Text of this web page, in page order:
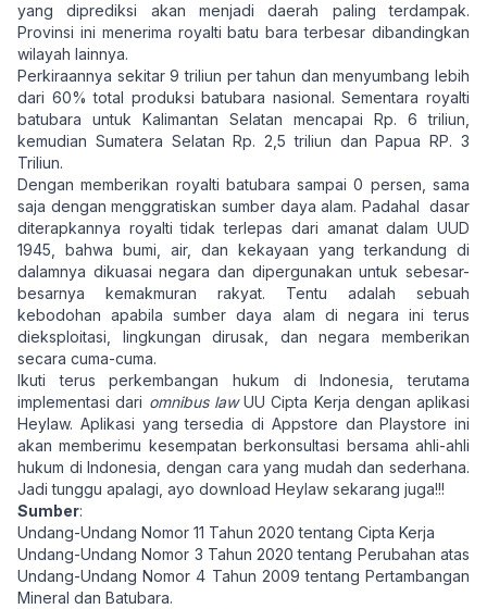
yang diprediksi akan menjadi daerah paling terdampak.
Provinsi ini menerima royalti batu bara terbesar dibandingkan
wilayah lainnya.
Perkiraannya sekitar 9 triliun per tahun dan menyumbang lebih
dari 60% total produksi batubara nasional. Sementara royalti
batubara untuk Kalimantan Selatan mencapai Rp. 6 triliun,
kemudian Sumatera Selatan Rp. 2,5 triliun dan Papua RP. 3
Triliun.
Dengan memberikan royalti batubara sampai 0 persen, sama
saja dengan menggratiskan sumber daya alam. Padahal dasar
diterapkannya royalti tidak terlepas dari amanat dalam UUD
1945, bahwa bumi, air, dan kekayaan yang terkandung di
dalamnya dikuasai negara dan dipergunakan untuk sebesar-
besarnya kemakmuran rakyat. Tentu adalah sebuah
kebodohan apabila sumber daya alam di negara ini terus
dieksploitasi, lingkungan dirusak, dan negara memberikan
secara cuma-cuma.
Ikuti terus perkembangan hukum di Indonesia, terutama
implementasi dari omnibus lawUU Cipta Kerja dengan aplikasi
Heylaw. Aplikasi yang tersedia di Appstore dan Playstore ini
akan memberimu kesempatan berkonsultasi bersama ahli-ahli
hukum di Indonesia, dengan cara yang mudah dan sederhana.
Jadi tunggu apalagi, ayo download Heylaw sekarang juga!!!
Sumber:
Undang-Undang Nomor 11 Tahun 2020 tentang Cipta Kerja
Undang-Undang Nomor 3 Tahun 2020 tentang Perubahan atas
Undang-Undang Nomor 4 Tahun 2009 tentang Pertambangan
Mineral dan Batubara.